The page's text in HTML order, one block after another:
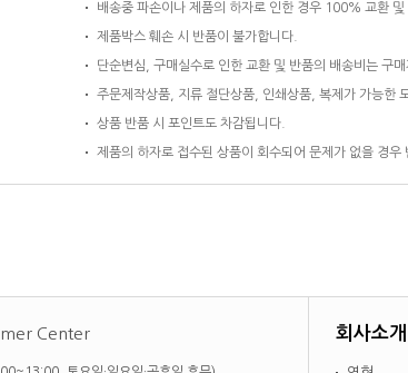
배송중 파손이나 제품의 하자로 인한 경우 100% 교환 및
제품박스 훼손 시 반품이 불가합니다.
단순변심, 구매실수로 인한 교환 및 반품의 배송비는 구매
주문제작상품, 지류 절단상품, 인쇄상품, 복제가 가능한
상품 반품 시 포인트도 차감됩니다.
제품의 하자로 접수된 상품이 회수되어 문제가 없을 경
Center 회사소개